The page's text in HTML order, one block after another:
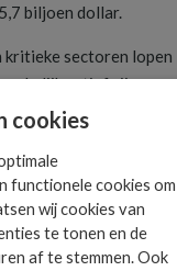
biljoen dollar.
kritieke sectoren lopen
actief zijn.
van verwerking in de
doorgaans geen
zware
cookies
functionele cookies om
wij cookies van
te tonen en de
af te stemmen. Ook